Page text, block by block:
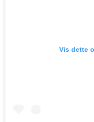
Vis dette